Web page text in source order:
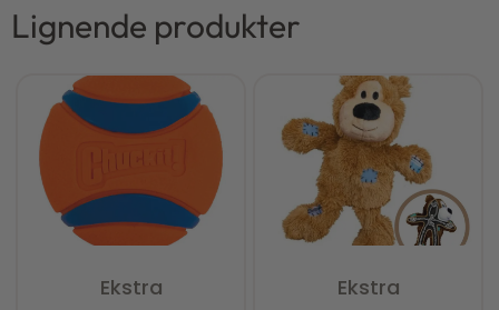
Lignende produkter
Ekstra
Ekstra